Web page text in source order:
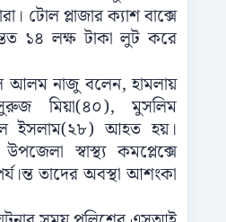
টোল প্লাজার ক্যাশ বাক্সে
১৪ লক্ষ টাকা লুট করে
আলম নাজু বলেন, হামলায়
মিয়া(৪০), মুসলিম
ইসলাম(২৮) আহত হয়।
স্বাস্থ্য কমপ্লেক্সে
তাদের অবস্থা আশংকা